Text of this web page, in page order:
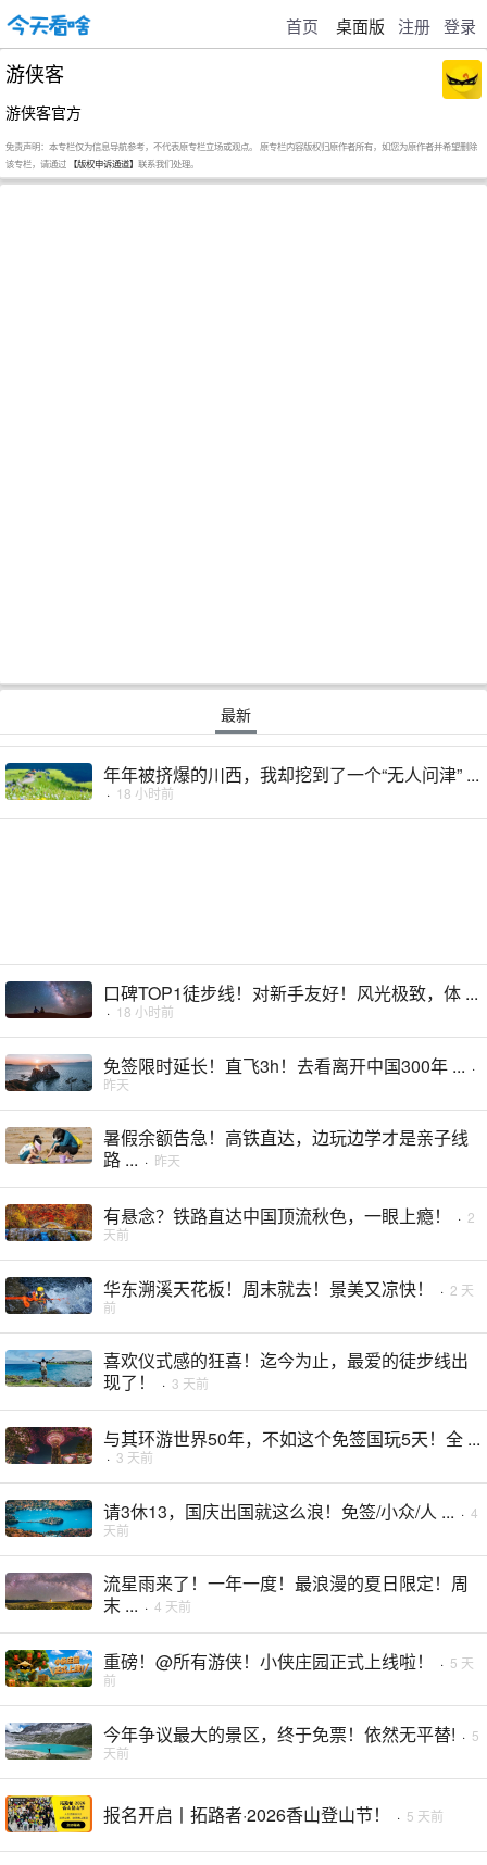
首页 桌面版 注册 登录
游侠客
游侠客官方
免责声明：本专栏仅为信息导航参考，不代表原专栏立场或观点。 原专栏内容版权归原作者所有，如您为原作者并希望删除
该专栏，请通过 【版权申诉通道】 联系我们处理。
最新
年年被挤爆的川西，我却挖到了一个“无人问津” ...
· 18 小时前
口碑TOP1徒步线！对新手友好！风光极致，体 ...
· 18 小时前
免签限时延长！直飞3h！去看离开中国300年 ... ·
昨天
暑假余额告急！高铁直达，边玩边学才是亲子线
路 ... · 昨天
有悬念？铁路直达中国顶流秋色，一眼上瘾！ · 2
天前
华东溯溪天花板！周末就去！景美又凉快！ · 2 天
前
喜欢仪式感的狂喜！迄今为止，最爱的徒步线出
现了！
· 3 天前
与其环游世界50年，不如这个免签国玩5天！全 ...
· 3 天前
请3休13，国庆出国就这么浪！免签/小众/人 ... · 4
天前
流星雨来了！一年一度！最浪漫的夏日限定！周
末 ... · 4 天前
重磅！@所有游侠！小侠庄园正式上线啦！ · 5 天
前
今年争议最大的景区，终于免票！依然无平替! · 5
天前
报名开启丨拓路者·2026香山登山节！ · 5 天前